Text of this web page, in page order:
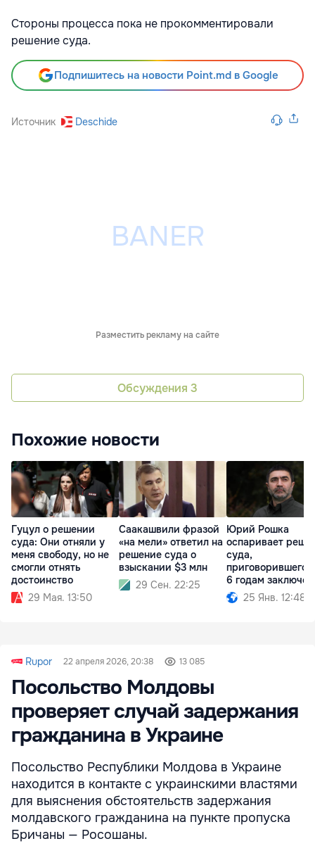
Стороны процесса пока не прокомментировали
решение суда.
Подпишитесь на новости Point.md в Google
Источник Deschide
Разместить рекламу на сайте
Обсуждения 3
Похожие новости
Гуцул о решении
суда: Они отняли у
меня свободу, но не
смогли отнять
достоинство
29 Мая. 13:50
Саакашвили фразой
«на мели» ответил на
решение суда о
взыскании $3 млн
29 Сен. 22:25
Юрий Рошка
оспаривает
суда,
приговорившего
6 годам
25 Янв. 12:48
Rupor 22 апреля 2026, 20:38 13 085
Посольство Молдовы
проверяет случай задержания
гражданина в Украине
Посольство Республики Молдова в Украине
находится в контакте с украинскими властями
для выяснения обстоятельств задержания
молдавского гражданина на пункте пропуска
Бричаны — Росошаны.